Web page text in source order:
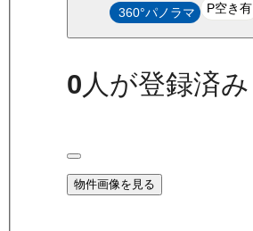
360°パノラマ P空き有
0 人が登録済み
物件画像を見る